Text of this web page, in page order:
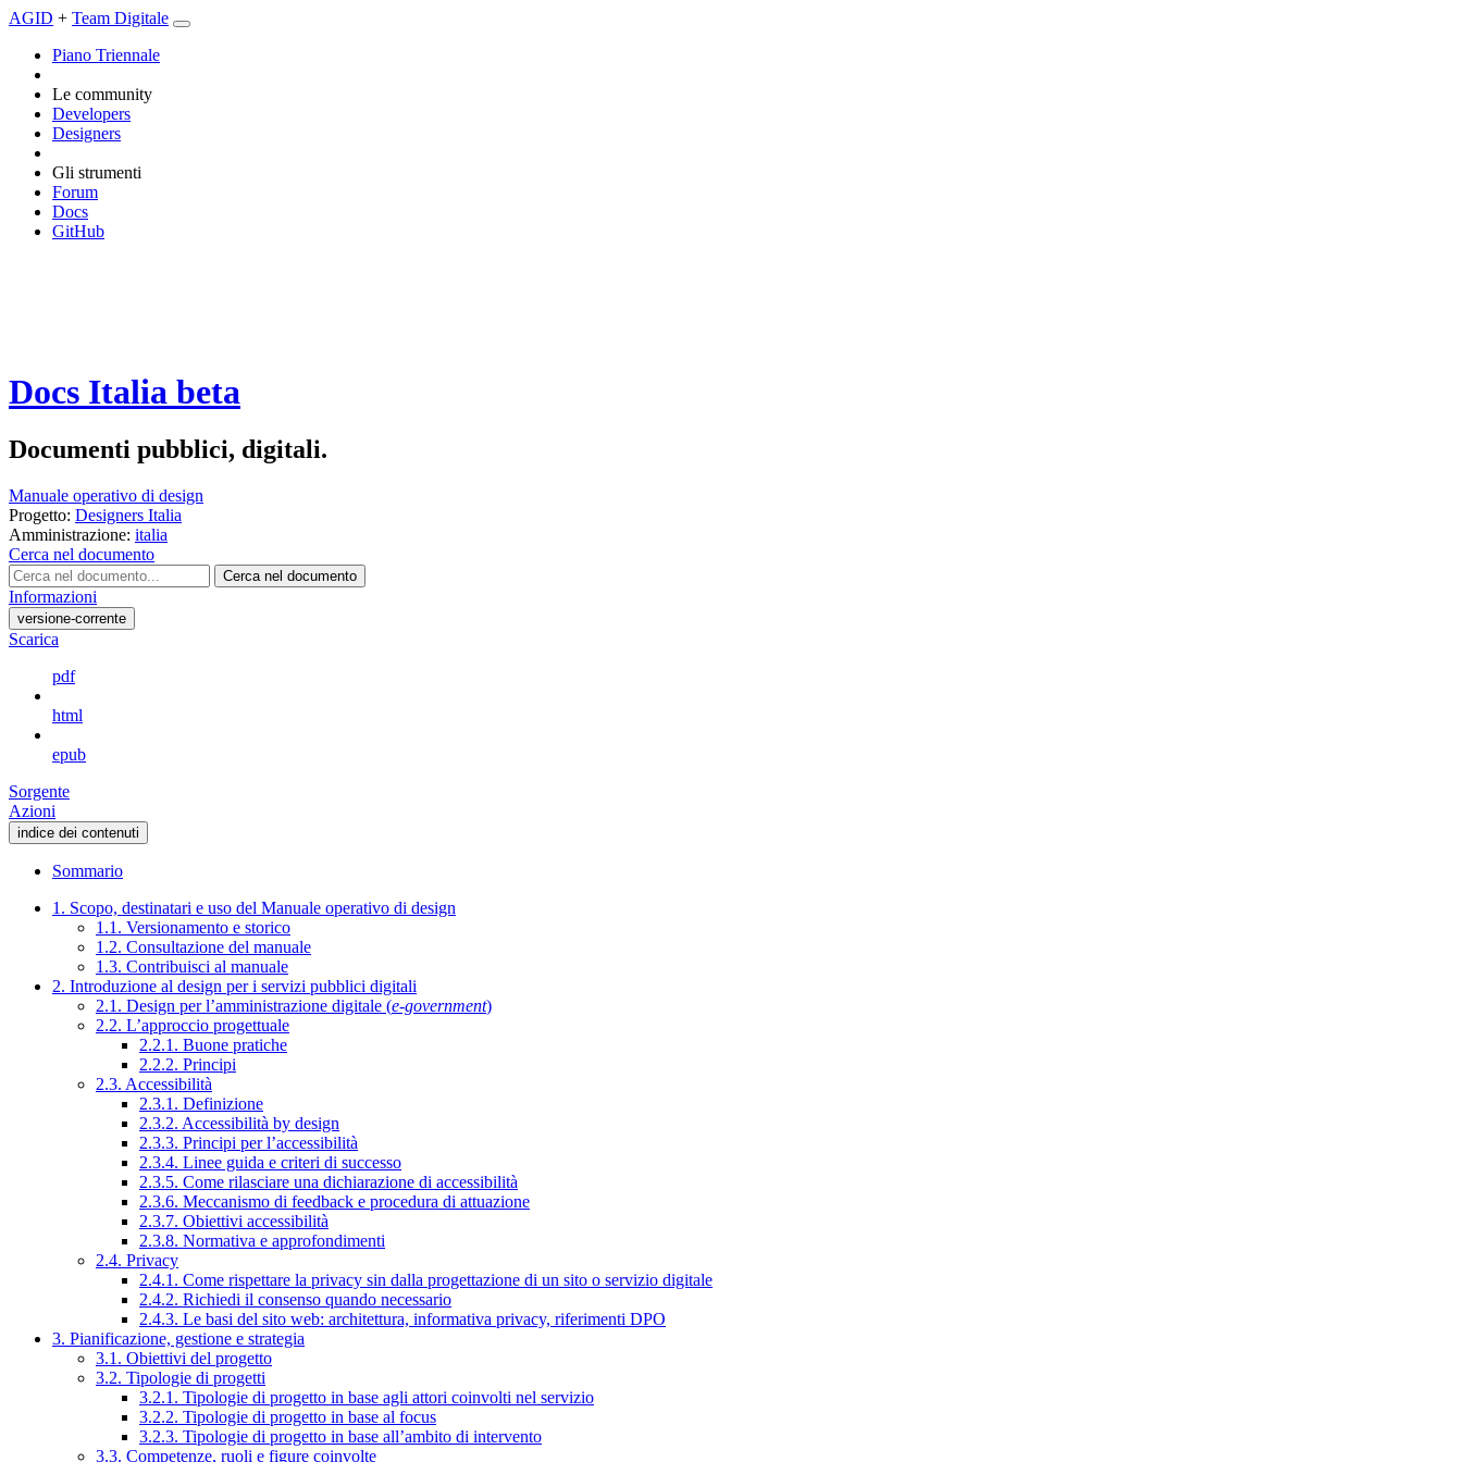
AGID + Team Digitale
Piano Triennale
Le community
Developers
Designers
Gli strumenti
Forum
Docs
GitHub
Docs Italia beta
Documenti pubblici, digitali.
Manuale operativo di design
Progetto: Designers Italia
Amministrazione: italia
Cerca nel documento
Cerca nel documento
Informazioni
versione-corrente
Scarica
pdf
html
epub
Sorgente
Azioni
indice dei contenuti
Sommario
1. Scopo, destinatari e uso del Manuale operativo di design
1.1. Versionamento e storico
1.2. Consultazione del manuale
1.3. Contribuisci al manuale
2. Introduzione al design per i servizi pubblici digitali
2.1. Design per l’amministrazione digitale (e-government)
2.2. L’approccio progettuale
2.2.1. Buone pratiche
2.2.2. Principi
2.3. Accessibilità
2.3.1. Definizione
2.3.2. Accessibilità by design
2.3.3. Principi per l’accessibilità
2.3.4. Linee guida e criteri di successo
2.3.5. Come rilasciare una dichiarazione di accessibilità
2.3.6. Meccanismo di feedback e procedura di attuazione
2.3.7. Obiettivi accessibilità
2.3.8. Normativa e approfondimenti
2.4. Privacy
2.4.1. Come rispettare la privacy sin dalla progettazione di un sito o servizio digitale
2.4.2. Richiedi il consenso quando necessario
2.4.3. Le basi del sito web: architettura, informativa privacy, riferimenti DPO
3. Pianificazione, gestione e strategia
3.1. Obiettivi del progetto
3.2. Tipologie di progetti
3.2.1. Tipologie di progetto in base agli attori coinvolti nel servizio
3.2.2. Tipologie di progetto in base al focus
3.2.3. Tipologie di progetto in base all’ambito di intervento
3.3. Competenze, ruoli e figure coinvolte